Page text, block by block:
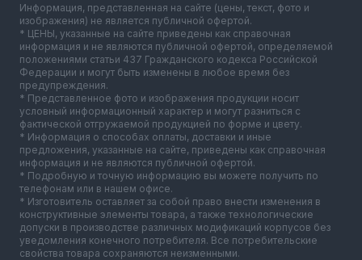
Информация, представленная на сайте (цены, текст, фото и
изображения) не является публичной офертой.
* ЦЕНЫ, указанные на сайте приведены как справочная
информация и не являются публичной офертой, определяемой
положениями статьи 437 Гражданского кодекса Российской
Федерации и могут быть изменены в любое время без
предупреждения.
* Представленное фото и изображения продукции носит
условный информационный характер и могут разниться с
фактической отгружаемой продукцией по форме и цвету.
* Информация о способах оплаты, доставки и иные
предложения, указанные на сайте, приведены как справочная
информация и не являются публичной офертой.
* Подробную и точную информацию вы можете получить по
телефонам или в нашем офисе.
* Изготовитель оставляет за собой право внести изменения в
конструктивные элементы товара, а также технологические
допуски в производстве различных модификаций корпусов без
уведомления конечного потребителя. Все потребительские
свойства товара сохраняются неизменными.